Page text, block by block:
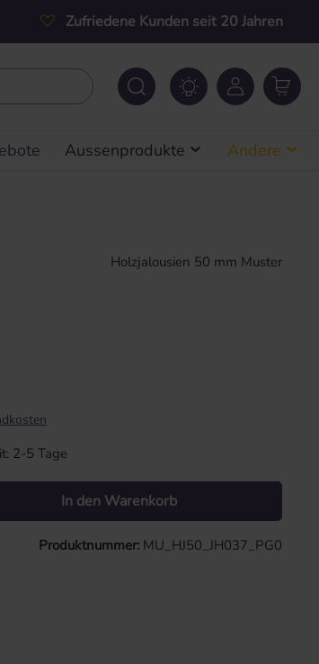
Zufriedene Kunden seit 20 Jahren
Aussenprodukte Andere
Holzjalousien 50 mm Muster
2-5 Tage
Wert ein oder benutze die Schaltflächen um
In den Warenkorb
Produktnummer: MU_HJ50_JH037_PG0